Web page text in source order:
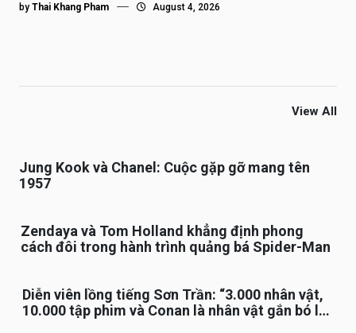
by Thai Khang Pham August 4, 2026
View All
Jung Kook và Chanel: Cuộc gặp gỡ mang tên
1957
Zendaya và Tom Holland khẳng định phong
cách đôi trong hành trình quảng bá Spider-Man
Diễn viên lồng tiếng Sơn Trần: “3.000 nhân vật,
10.000 tập phim và Conan là nhân vật gắn bó lâu